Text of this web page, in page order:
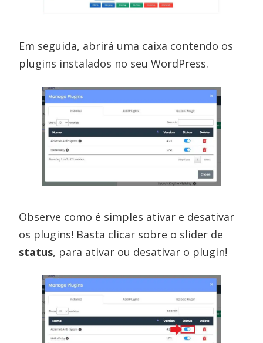
Em seguida, abrirá uma caixa contendo os
plugins instalados no seu WordPress.
Observe como é simples ativar e desativar
os plugins! Basta clicar sobre o slider de
status, para ativar ou desativar o plugin!